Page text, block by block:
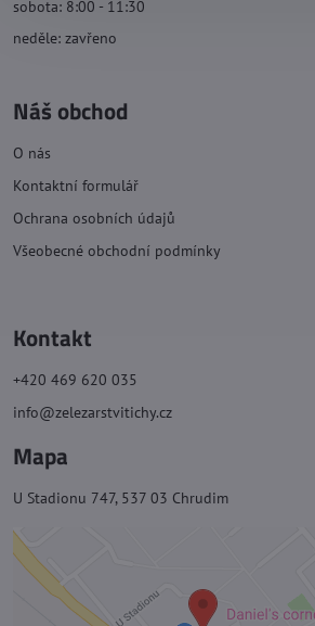
sobota: 8:00 - 11:30
neděle: zavřeno
Náš obchod
O nás
Kontaktní formulář
Ochrana osobních údajů
Všeobecné obchodní podmínky
Kontakt
+420 469 620 035
info@zelezarstvitichy.cz
Mapa
U Stadionu 747, 537 03 Chrudim